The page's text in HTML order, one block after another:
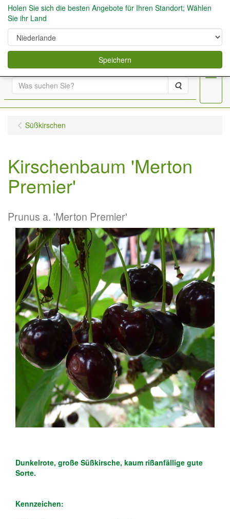
Suche
Menu
Süßkirschen
Kirschenbaum 'Merton
Premier'
Prunus a. 'Merton Premier'
Dunkelrote, große Süßkirsche, kaum rißanfällige gute
Sorte.
Kennzeichen:
Holen Sie sich die besten Angebote für Ihren Standort; Wählen
Sie ihr Land
Speichern